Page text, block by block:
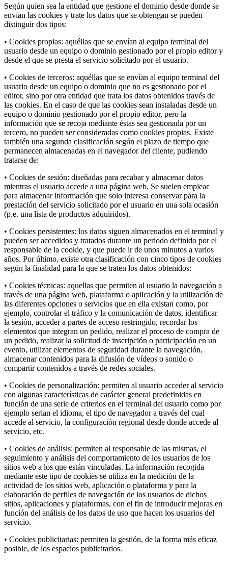
Según quien sea la entidad que gestione el dominio desde donde se
envían las cookies y trate los datos que se obtengan se pueden
distinguir dos tipos:
• Cookies propias: aquéllas que se envían al equipo terminal del
usuario desde un equipo o dominio gestionado por el propio editor y
desde el que se presta el servicio solicitado por el usuario.
• Cookies de terceros: aquéllas que se envían al equipo terminal del
usuario desde un equipo o dominio que no es gestionado por el
editor, sino por otra entidad que trata los datos obtenidos través de
las cookies. En el caso de que las cookies sean instaladas desde un
equipo o dominio gestionado por el propio editor, pero la
información que se recoja mediante éstas sea gestionada por un
tercero, no pueden ser consideradas como cookies propias. Existe
también una segunda clasificación según el plazo de tiempo que
permanecen almacenadas en el navegador del cliente, pudiendo
tratarse de:
• Cookies de sesión: diseñadas para recabar y almacenar datos
mientras el usuario accede a una página web. Se suelen emplear
para almacenar información que solo interesa conservar para la
prestación del servicio solicitado por el usuario en una sola ocasión
(p.e. una lista de productos adquiridos).
• Cookies persistentes: los datos siguen almacenados en el terminal y
pueden ser accedidos y tratados durante un periodo definido por el
responsable de la cookie, y que puede ir de unos minutos a varios
años. Por último, existe otra clasificación con cinco tipos de cookies
según la finalidad para la que se traten los datos obtenidos:
• Cookies técnicas: aquellas que permiten al usuario la navegación a
través de una página web, plataforma o aplicación y la utilización de
las diferentes opciones o servicios que en ella existan como, por
ejemplo, controlar el tráfico y la comunicación de datos, identificar
la sesión, acceder a partes de acceso restringido, recordar los
elementos que integran un pedido, realizar el proceso de compra de
un pedido, realizar la solicitud de inscripción o participación en un
evento, utilizar elementos de seguridad durante la navegación,
almacenar contenidos para la difusión de vídeos o sonido o
compartir contenidos a través de redes sociales.
• Cookies de personalización: permiten al usuario acceder al servicio
con algunas características de carácter general predefinidas en
función de una serie de criterios en el terminal del usuario como por
ejemplo serian el idioma, el tipo de navegador a través del cual
accede al servicio, la configuración regional desde donde accede al
servicio, etc.
• Cookies de análisis: permiten al responsable de las mismas, el
seguimiento y análisis del comportamiento de los usuarios de los
sitios web a los que están vinculadas. La información recogida
mediante este tipo de cookies se utiliza en la medición de la
actividad de los sitios web, aplicación o plataforma y para la
elaboración de perfiles de navegación de los usuarios de dichos
sitios, aplicaciones y plataformas, con el fin de introducir mejoras en
función del análisis de los datos de uso que hacen los usuarios del
servicio.
• Cookies publicitarias: permiten la gestión, de la forma más eficaz
posible, de los espacios publicitarios.